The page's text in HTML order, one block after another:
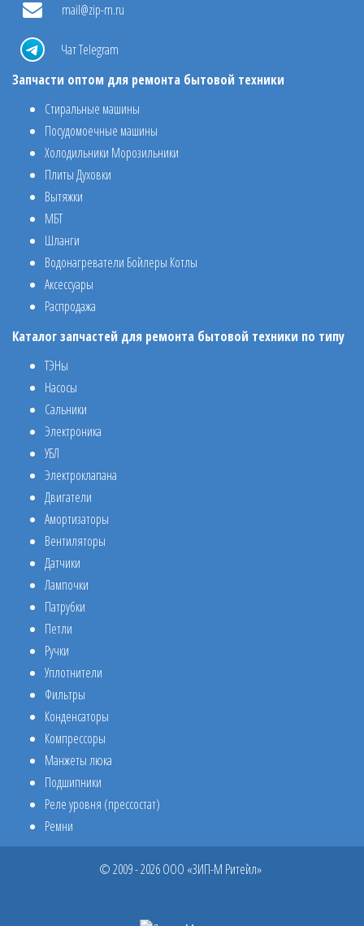
mail@zip-m.ru
Чат Telegram
Запчасти оптом для ремонта бытовой техники
Стиральные машины
Посудомоечные машины
Холодильники Морозильники
Плиты Духовки
Вытяжки
МБТ
Шланги
Водонагреватели Бойлеры Котлы
Аксессуары
Распродажа
Каталог запчастей для ремонта бытовой техники по типу
ТЭНы
Насосы
Сальники
Электроника
УБЛ
Электроклапана
Двигатели
Амортизаторы
Вентиляторы
Датчики
Лампочки
Патрубки
Петли
Ручки
Уплотнители
Фильтры
Конденсаторы
Компрессоры
Манжеты люка
Подшипники
Реле уровня (прессостат)
Ремни
© 2009 - 2026 ООО «ЗИП-М Ритейл»